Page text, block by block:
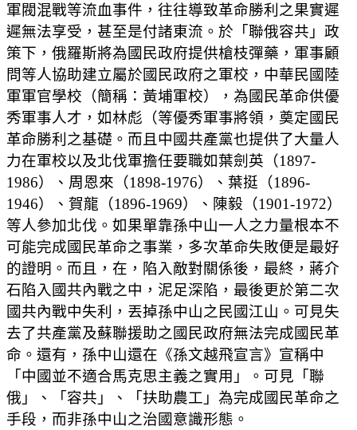
軍閥混戰等流血事件，往往導致革命勝利之果實遲
遲無法享受，甚至是付諸東流。於「聯俄容共」政
策下，俄羅斯將為國民政府提供槍枝彈藥，軍事顧
問等人協助建立屬於國民政府之軍校，中華民國陸
軍軍官學校（簡稱：黃埔軍校），為國民革命供優
秀軍事人才，如林彪（等優秀軍事將領，奠定國民
革命勝利之基礎。而且中國共產黨也提供了大量人
力在軍校以及北伐軍擔任要職如葉劍英（1897-
1986）、周恩來（1898-1976）、葉挺（1896-
1946）、賀龍（1896-1969）、陳毅（1901-1972）
等人參加北伐。如果單靠孫中山一人之力量根本不
可能完成國民革命之事業，多次革命失敗便是最好
的證明。而且，在，陷入敵對關係後，最終，蔣介
石陷入國共內戰之中，泥足深陷，最後更於第二次
國共內戰中失利，丟掉孫中山之民國江山。可見失
去了共產黨及蘇聯援助之國民政府無法完成國民革
命。還有，孫中山還在《孫文越飛宣言》宣稱中
「中國並不適合馬克思主義之實用」。可見「聯
俄」、「容共」、「扶助農工」為完成國民革命之
手段，而非孫中山之治國意識形態。